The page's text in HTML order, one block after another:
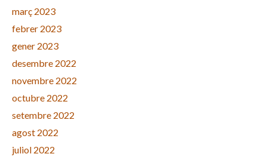
març 2023
febrer 2023
gener 2023
desembre 2022
novembre 2022
octubre 2022
setembre 2022
agost 2022
juliol 2022